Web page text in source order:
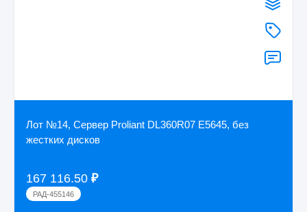
Лот №14, Сервер Proliant DL360R07 E5645, без
жестких дисков
167 116.50 ₽
РАД-455146